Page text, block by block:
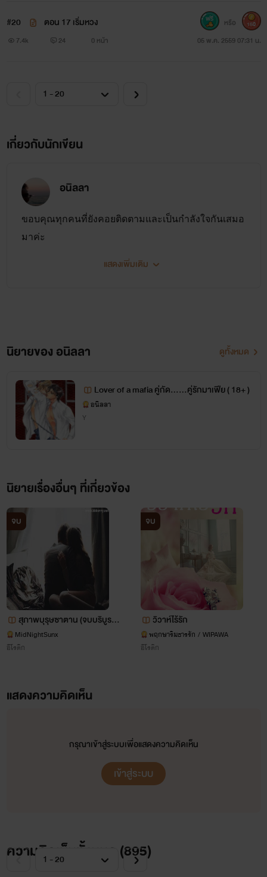
#20 ตอน 17 เริ่มหวง
7.4k 24 0 หน้า 05 พ.ค. 2559 07:31 น.
หรือ 150
เกี่ยวกับนักเขียน
อนิลลา
ขอบคุณทุกคนที่ยังคอยติดตามและเป็นกำลังใจกันเสมอ
มาค่ะ
แสดงเพิ่มเติม
นิยายของ อนิลลา ดูทั้งหมด
Lover of a mafia คู่กัด......คู่รักมาเฟีย ( 18+ )
อนิลลา
Y
นิยายเรื่องอื่นๆ ที่เกี่ยวข้อง
จบ
สุภาพบุรุษซาตาน (จบบริบูรณ์)
ตอนพิเศษ
MidNightSunx
อีโรติก
จบ
วิวาห์ไร้รัก
พฤกษาริมธารรัก / WIPAWA
อีโรติก
แสดงความคิดเห็น
กรุณาเข้าสู่ระบบเพื่อแสดงความคิดเห็น
เข้าสู่ระบบ
ความคิดเห็นทั้งหมด (895)